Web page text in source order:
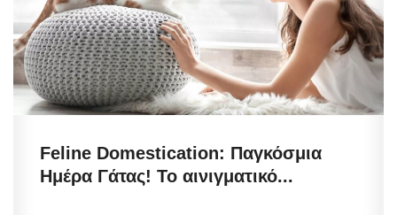
Feline Domestication: Παγκόσμια
Ημέρα Γάτας! Το αινιγματικό...